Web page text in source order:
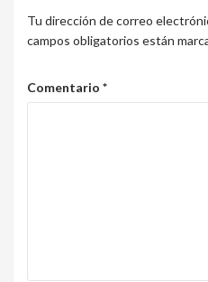
Tu dirección de correo
campos obligatorios están
Comentario *